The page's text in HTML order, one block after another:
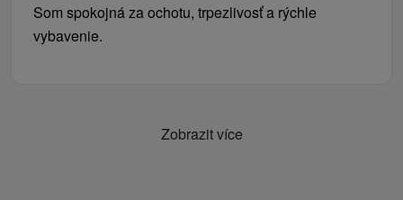
Som spokojná za ochotu, trpezlivosť a rýchle
vybavenie.
Zobrazit více